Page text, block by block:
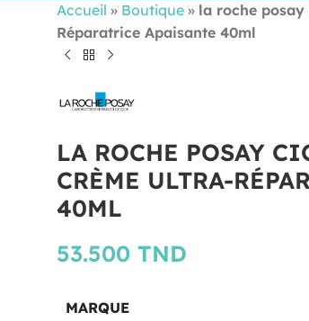
Accueil » Boutique» la roche posay
Réparatrice Apaisante 40ml
LA ROCHE POSAY
CRÈME ULTRA-
40ML
53.500 TND
MARQUE